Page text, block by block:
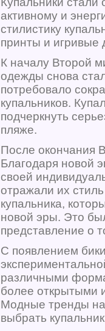
активному и
стилистику
принты и игривые
К началу Второй
одежды снова
потребовало
купальников.
подчеркнуть
пляже.
После окончания
Благодаря новой
своей
отражали их
купальника,
новой эры. Это
представление о
С появлением
различными
более открытыми
Модные тренды
выбрать